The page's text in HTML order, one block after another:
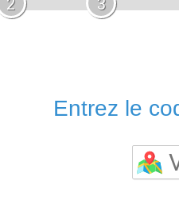
2 3
Entrez le